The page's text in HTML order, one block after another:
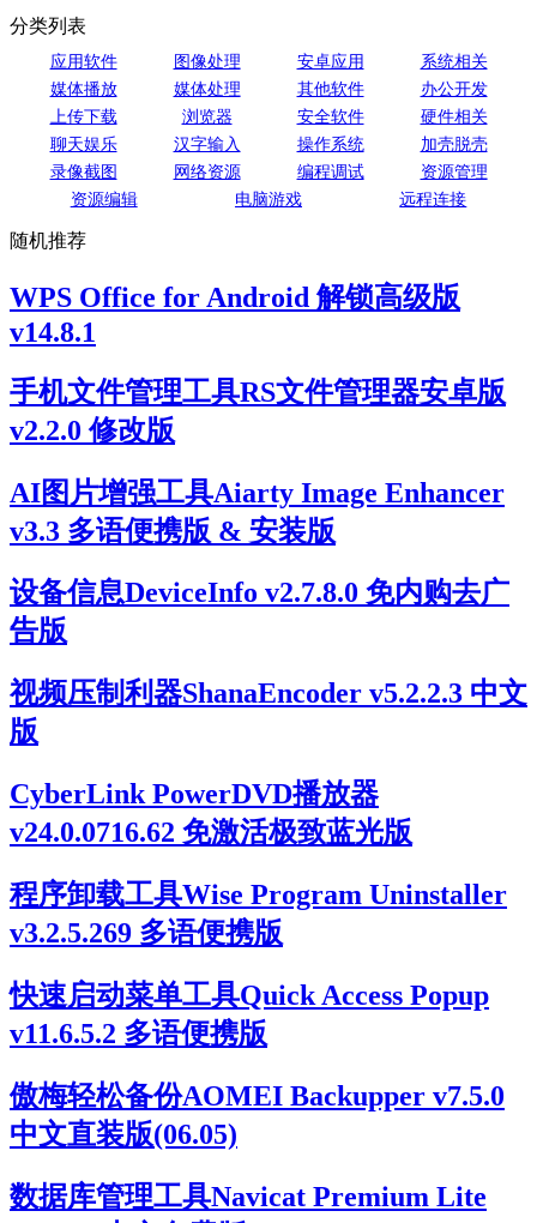
分类列表
应用软件 图像处理 安卓应用
系统相关
媒体播放
媒体处理 其他软件
办公开发
上传下载
浏览器 安全软件
硬件相关
聊天娱乐
汉字输入 操作系统
加壳脱壳
录像截图
网络资源 编程调试
资源管理
资源编辑
电脑游戏 远程连接
随机推荐
WPS Office for Android 解锁高级版
v14.8.1
手机文件管理工具RS文件管理器安卓版
v2.2.0 修改版
AI图片增强工具Aiarty Image Enhancer
v3.3 多语便携版 & 安装版
设备信息DeviceInfo v2.7.8.0 免内购去广
告版
视频压制利器ShanaEncoder v5.2.2.3 中文
版
CyberLink PowerDVD播放器
v24.0.0716.62 免激活极致蓝光版
程序卸载工具Wise Program Uninstaller
v3.2.5.269 多语便携版
快速启动菜单工具Quick Access Popup
v11.6.5.2 多语便携版
傲梅轻松备份AOMEI Backupper v7.5.0
中文直装版(06.05)
数据库管理工具Navicat Premium Lite